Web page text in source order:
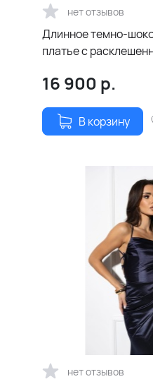
нет отзывов
Длинное темно-
платье с
16 900 р.
В корзину
нет отзывов